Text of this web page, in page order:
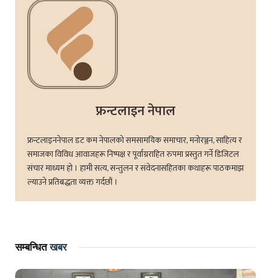
फ्रन्टलाइन नेपाल
फ्रन्टलाइननेपाल डट कम नेपालको समसामयिक समाचार, मनोरञ्जन, साहित्य र
समाजका विविध आवाजहरू निष्पक्ष र पूर्वाग्रराहित रुपमा प्रस्तुत गर्ने डिजिटल
संचार माध्यम हो । हामी सत्य, सन्तुलन र संवेदनासहितका कथाहरू पाठकमाझ
ल्याउने प्रतिबद्धता व्यक्त गर्दछौं ।
सम्बन्धितखबर